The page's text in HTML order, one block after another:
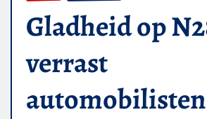
Gladheid op
verrast
automobilisten